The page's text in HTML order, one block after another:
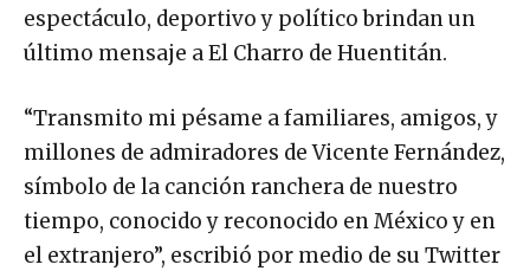
espectáculo, deportivo y político brindan un
último mensaje a El Charro de Huentitán.
“Transmito mi pésame a familiares, amigos, y
millones de admiradores de Vicente Fernández,
símbolo de la canción ranchera de nuestro
tiempo, conocido y reconocido en México y en
el extranjero”, escribió por medio de su Twitter